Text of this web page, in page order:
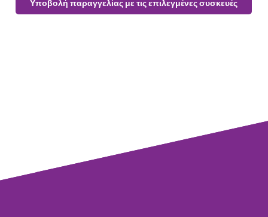
Υποβολή παραγγελίας με τις επιλεγμένες συσκευές